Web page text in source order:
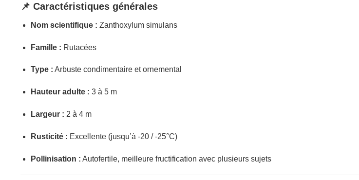
📌 Caractéristiques générales
Nom scientifique : Zanthoxylum simulans
Famille : Rutacées
Type : Arbuste condimentaire et ornemental
Hauteur adulte : 3 à 5 m
Largeur : 2 à 4 m
Rusticité : Excellente (jusqu’à -20 / -25°C)
Pollinisation : Autofertile, meilleure fructification avec plusieurs sujets